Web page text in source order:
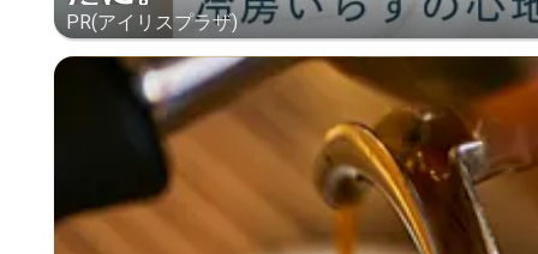
PR(アイリスプラザ)